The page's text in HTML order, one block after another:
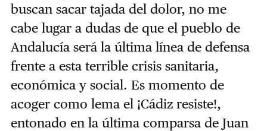
buscan sacar tajada del dolor, no me
cabe lugar a dudas de que el pueblo de
Andalucía será la última línea de defensa
frente a esta terrible crisis sanitaria,
económica y social. Es momento de
acoger como lema el ¡Cádiz resiste!,
entonado en la última comparsa de Juan